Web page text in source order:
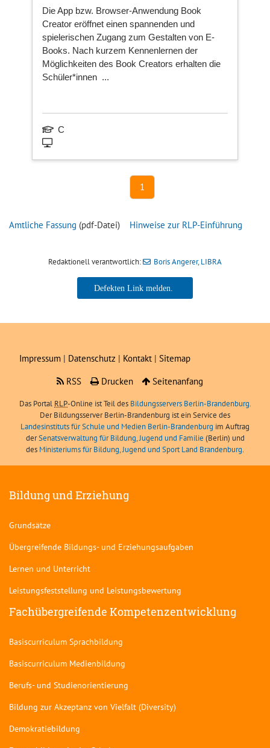
Die App bzw. Browser-Anwendung Book
Creator eröffnet einen spannenden und
spielerischen Zugang zum Gestalten von E-
Books. Nach kurzem Kennenlernen der
Möglichkeiten des Book Creators erhalten die
Schüler*innen ...
C
1
Amtliche Fassung (pdf-Datei) Hinweise zur RLP-Einführung
Redaktionell verantwortlich: Boris Angerer, LIBRA
Boris Angerer, LIBRA
Impressum | Datenschutz | Kontakt | Sitemap
RSS
Drucken Seitenanfang
Das Portal RLP-Online ist Teil des Bildungsservers Berlin-Brandenburg.
Der Bildungsserver Berlin-Brandenburg ist ein Service des
Landesinstituts für Schule und Medien Berlin-Brandenburg im Auftrag
derSenatsverwaltung für Bildung, Jugend und Familie (Berlin) und
des Ministeriums für Bildung, Jugend und Sport Land Brandenburg.
Bildung und Erziehung
Grundsätze
Übergreifende Bildungs- und Erziehungsaufgaben
Lernen und Unterricht
Leistungsfeststellung und Leistungsbewertung
Fachübergreifende Kompetenzentwicklung
Basiscurriculum Sprachbildung
Basiscurriculum Medienbildung
Berufs- und Studienorientierung
Bildung zur Akzeptanz von Vielfalt (Diversity)
Demokratiebildung